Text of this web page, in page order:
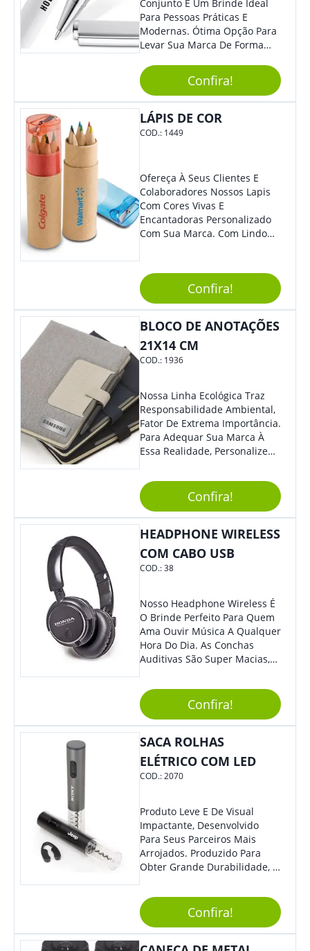
Conjunto É Um Brinde Ideal
Para Pessoas Práticas E
Modernas. Ótima Opção Para
Levar Sua Marca De Forma
Sua Empresa Em Eventos,
Reuniões Corporativas Ou Até
Mesmo Para Presentear
Colaboradores E Parceiros De
Sua Empresa.
Confira!
LÁPIS DE COR
COD.: 1449
Ofereça À Seus Clientes E
Colaboradores Nossos Lapis
Com Cores Vivas E
Encantadoras Personalizado
Com Sua Marca. Com Lindo
Perfeito, Não É?!
Confira!
BLOCO DE ANOTAÇÕES
21X14 CM
COD.: 1936
Nossa Linha Ecológica Traz
Responsabilidade Ambiental,
Fator De Extrema Importância.
Para Adequar Sua Marca À
Essa Realidade, Personalize
Anotações Com Post-It E
Caneta. Elaborado A Partir De
Material Reciclado, O Brinde
Também É Prático, Tornando-
Se Assim Excelente Para Uso
Cotidiano. Perfeito, Não É?!
Confira!
HEADPHONE WIRELESS
COM CABO USB
COD.:38
Nosso Headphone Wireless É
O Brinde Perfeito Para Quem
Ama Ouvir Música A Qualquer
Hora Do Dia. As Conchas
Auditivas São Super Macias,
Conforto Ao Utilizá-Lo. Com
Entrada Para Mini Sd Cartão
De Memória, Bateria Interna
Recarregável E Botões De
Volume, Avanço, Retrocesso E
Para Atender Ligações, O
Brinde Ainda É Compatível
Com Diversos Aparelhos.
Moderno Acrescenta Ainda
Mais Charme, O Que
Certamente Agregará Grande
Destaque À Sua Marca.
Confira!
SACA ROLHAS
ELÉTRICO COM LED
COD.:2070
Produto Leve E De Visual
Impactante, Desenvolvido
Para Seus Parceiros Mais
Arrojados. Produzido Para
Obter Grande Durabilidade, É
Sua Marca De Forma Estilosa,
Agregando Valor Para Sua
Empresa Em Eventos.
Confira!